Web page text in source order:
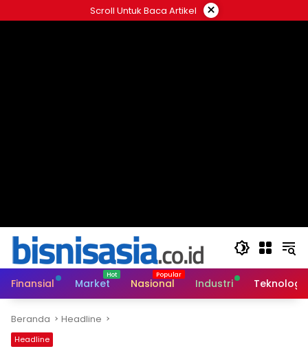
ke
Scroll Untuk Baca Artikel ×
Finansial Market Nasional Industri Teknologi
Beranda Headline
Headline